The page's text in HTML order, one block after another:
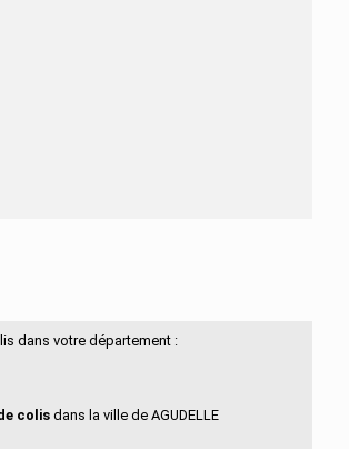
dans votre département :
colisdans la ville de AGUDELLE